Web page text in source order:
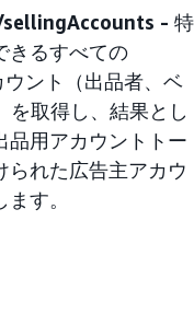
- 特
きるすべての
ント（出品者、ベ
を取得し、結果とし
品用アカウントトー
られた広告主アカウ
す。